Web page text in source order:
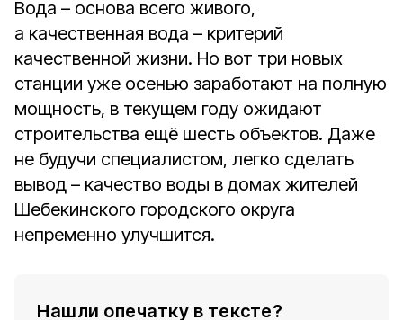
Вода – основа всего живого,
а качественная вода – критерий
качественной жизни. Но вот три новых
станции уже осенью заработают на полную
мощность, в текущем году ожидают
строительства ещё шесть объектов. Даже
не будучи специалистом, легко сделать
вывод – качество воды в домах жителей
Шебекинского городского округа
непременно улучшится.
Нашли опечатку в тексте?